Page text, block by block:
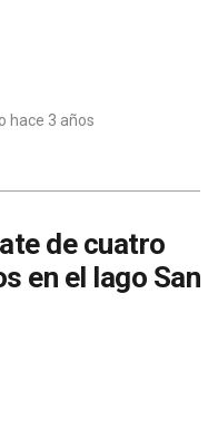
hace 3 años
de cuatro
en el lago San